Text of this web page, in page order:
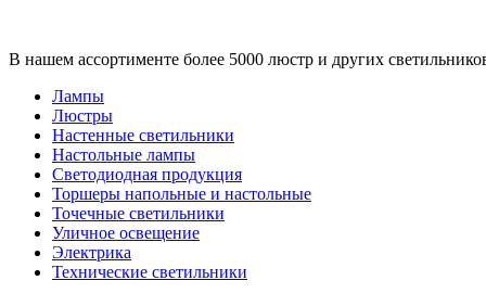
В нашем ассортименте более 5000 люстр и других
Лампы
Люстры
Настенные светильники
Настольные лампы
Светодиодная продукция
Торшеры напольные и настольные
Точечные светильники
Уличное освещение
Электрика
Технические светильники